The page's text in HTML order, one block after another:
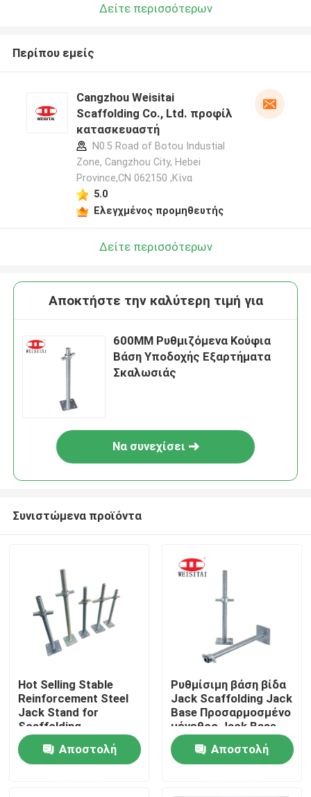
Σπίτι
Προϊόντα
Δείτε περισσότερων
Περίπου εμείς
Cangzhou Weisitai
Scaffolding Co., Ltd. προφίλ
κατασκευαστή
N0.5 Road of Botou Industial
Zone, Cangzhou City, Hebei
Province,CN 062150 ,Κίνα
5.0
Ελεγχμένος προμηθευτής
Δείτε περισσότερων
Αποκτήστε την καλύτερη τιμή για
600MM Ρυθμιζόμενα Κούφια
Βάση Υποδοχής Εξαρτήματα
Σκαλωσιάς
Να συνεχίσει
Συνιστώμενα προϊόντα
Hot Selling Stable
Reinforcement Steel
Jack Stand for
Scaffolding
Economical Base Jack
Base High Ladder
Scaffolding Parts
Αποστολή
Ρυθμίσιμη βάση βίδα
Jack Scaffolding Jack
Base Προσαρμοσμένο
μέγεθος Jack Base
Αποστολή